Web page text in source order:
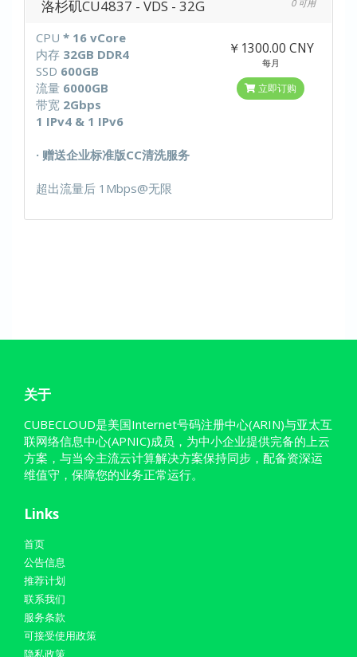
洛杉矶CU4837 - VDS - 32G 0 可用
CPU * 16 vCore
内存 32GB DDR4
SSD 600GB
流量 6000GB
带宽 2Gbps
1 IPv4 & 1 IPv6
· 赠送企业标准版CC清洗服务
超出流量后 1Mbps@无限
￥1300.00 CNY
每月
立即订购
关于
CUBECLOUD是美国Internet号码注册中心(ARIN)与亚太互
联网络信息中心(APNIC)成员，为中小企业提供完备的上云
方案，与当今主流云计算解决方案保持同步，配备资深运
维值守，保障您的业务正常运行。
Links
首页
公告信息
推荐计划
联系我们
服务条款
可接受使用政策
隐私政策